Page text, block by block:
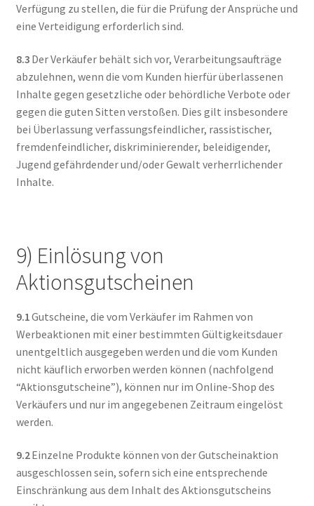
Verfügung zu stellen, die für die Prüfung der Ansprüche und
eine Verteidigung erforderlich sind.
8.3 Der Verkäufer behält sich vor, Verarbeitungsaufträge
abzulehnen, wenn die vom Kunden hierfür überlassenen
Inhalte gegen gesetzliche oder behördliche Verbote oder
gegen die guten Sitten verstoßen. Dies gilt insbesondere
bei Überlassung verfassungsfeindlicher, rassistischer,
fremdenfeindlicher, diskriminierender, beleidigender,
Jugend gefährdender und/oder Gewalt verherrlichender
Inhalte.
9) Einlösung von
Aktionsgutscheinen
9.1Gutscheine, die vom Verkäufer im Rahmen von
Werbeaktionen mit einer bestimmten Gültigkeitsdauer
unentgeltlich ausgegeben werden und die vom Kunden
nicht käuflich erworben werden können (nachfolgend
“Aktionsgutscheine”), können nur im Online-Shop des
Verkäufers und nur im angegebenen Zeitraum eingelöst
werden.
9.2Einzelne Produkte können von der Gutscheinaktion
ausgeschlossen sein, sofern sich eine entsprechende
Einschränkung aus dem Inhalt des Aktionsgutscheins